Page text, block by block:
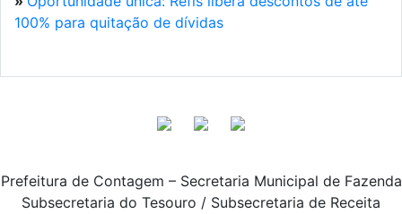
100% para quitação de dívidas
Prefeitura de Contagem – Secretaria Municipal de Fazenda
Subsecretaria do Tesouro / Subsecretaria de Receita